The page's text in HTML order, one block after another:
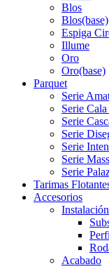
Blos
Blos(base)
Espiga
Illume
Oro
Oro(base)
Parquet
Serie
Serie
Serie
Serie
Serie
Serie
Serie
Tarimas
Accesorios
Instalación
Acabado